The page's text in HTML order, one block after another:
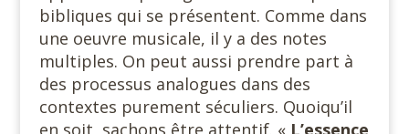
bibliques qui se présentent. Comme dans
une oeuvre musicale, il y a des notes
multiples. On peut aussi prendre part à
des processus analogues dans des
contextes purement séculiers. Quoiqu’il
en soit, sachons être attentif. « L’essence